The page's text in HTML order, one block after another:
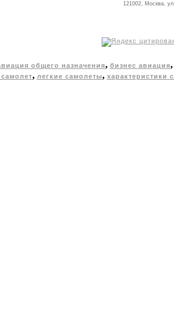
121002, Москва,
общего назначения, бизнес авиация
, легкие самолеты, характеристики